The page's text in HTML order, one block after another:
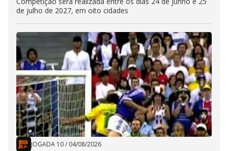
de julho de 2027, em oito cidades
JOGADA 10/ 04/08/2026